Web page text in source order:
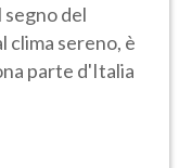
del
clima sereno, è
parte d'Italia